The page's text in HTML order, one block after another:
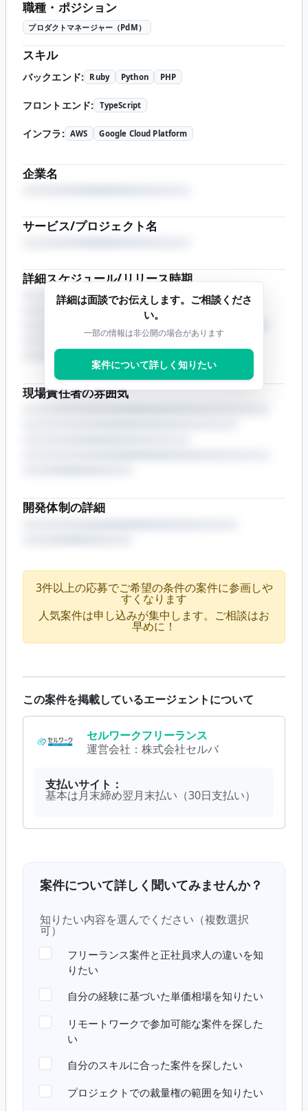
職種・ポジション
プロダクトマネージャー（PdM）
スキル
バックエンド: Ruby Python PHP
フロントエンド: TypeScript
インフラ: AWS Google Cloud Platform
企業名
サービス/プロジェクト名
詳細スケジュール/リリース時期
現場責任者の雰囲気
開発体制の詳細
詳細は面談でお伝えします。ご相談くださ
い。
一部の情報は非公開の場合があります
案件について詳しく知りたい
3件以上の応募でご希望の条件の案件に参画しや
すくなります
人気案件は申し込みが集中します。ご相談はお
早めに！
この案件を掲載しているエージェントについて
セルワークフリーランス
運営会社： 株式会社セルバ
支払いサイト：
基本は月末締め翌月末払い（30日支払い）
案件について詳しく聞いてみませんか？
知りたい内容を選んでください（複数選択
可）
フリーランス案件と正社員求人の違いを知
りたい
自分の経験に基づいた単価相場を知りたい
リモートワークで参加可能な案件を探した
い
自分のスキルに合った案件を探したい
プロジェクトでの裁量権の範囲を知りたい